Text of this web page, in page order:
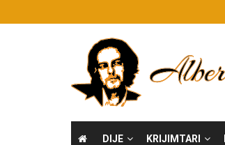
DIJE KRIJIMTARI